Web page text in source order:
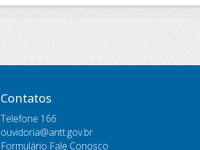
Contatos
Telefone 166
ouvidoria@antt.gov.br
Formulário Fale Conosco